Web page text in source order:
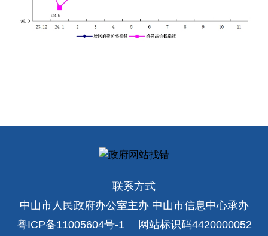
联系方式
中山市人民政府办公室主办 中山市信息中心承办
粤ICP备11005604号-1
网站标识码4420000052